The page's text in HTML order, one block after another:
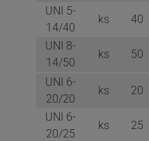
UNI 5-
14/40
ks 40
UNI 8-
14/50
ks 50
UNI 6-
20/20
ks 20
UNI 6-
20/25
ks 25